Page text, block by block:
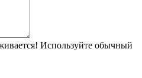
Используйте обычный